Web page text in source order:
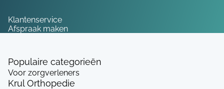
Klantenservice
Afspraak maken
Populaire categorieën
Voor zorgverleners
Krul Orthopedie